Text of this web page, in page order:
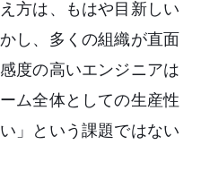
方は、もはや目新しい
し、多くの組織が直面
度の高いエンジニアは
ム全体としての生産性
」という課題ではない